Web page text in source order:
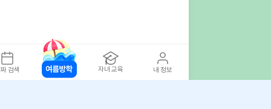
검색 자녀 교육 내 정보